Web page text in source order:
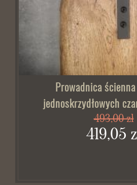
Prowadnica
jednoskrzydłowych
493,00 zł
419,05